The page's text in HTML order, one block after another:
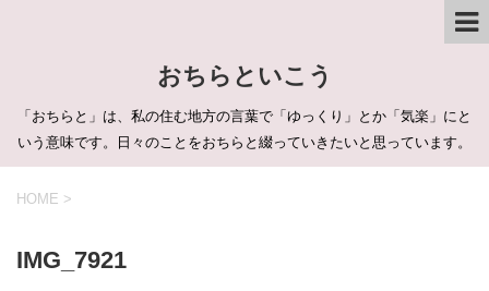
おちらといこう
「おちらと」は、私の住む地方の言葉で「ゆっくり」とか「気楽」にと
いう意味です。日々のことをおちらと綴っていきたいと思っています。
HOME >
IMG_7921